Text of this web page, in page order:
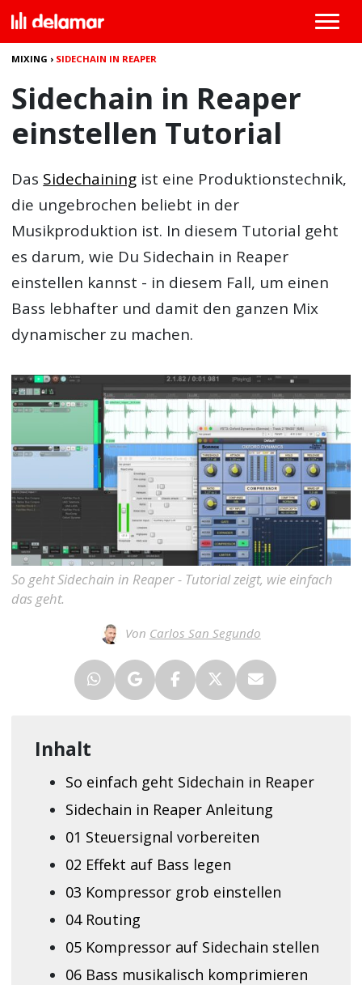
MIXING › SIDECHAIN IN REAPER
Sidechain in Reaper
einstellen Tutorial
Das Sidechaining ist eine Produktionstechnik,
die ungebrochen beliebt in der
Musikproduktion ist. In diesem Tutorial geht
es darum, wie Du Sidechain in Reaper
einstellen kannst - in diesem Fall, um einen
Bass lebhafter und damit den ganzen Mix
dynamischer zu machen.
So geht Sidechain in Reaper - Tutorial zeigt, wie einfach
das geht.
Von Carlos San Segundo
Inhalt
So einfach geht Sidechain in Reaper
Sidechain in Reaper Anleitung
01 Steuersignal vorbereiten
02 Effekt auf Bass legen
03 Kompressor grob einstellen
04 Routing
05 Kompressor auf Sidechain stellen
06 Bass musikalisch komprimieren